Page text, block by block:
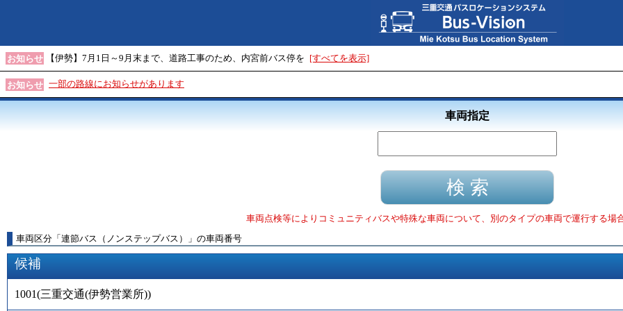
お知らせ 【伊勢】7月1日～9月末まで、道路工事のため、内宮前バス停を [すべてを表示]
お知らせ 一部の路線にお知らせがあります
車両指定
車両点検等によりコミュニティバスや特殊な車両について、別のタイプの車両で運行する場
車両区分 「 連節バス（ノンステップバス） 」 の車両番号
候補
1001(三重交通(伊勢営業所))